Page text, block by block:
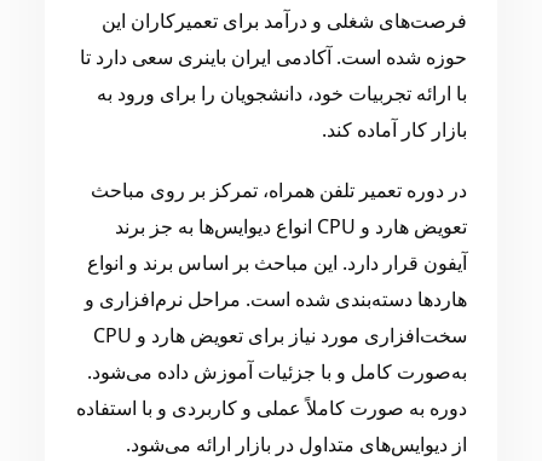
فرصت‌های شغلی و درآمد برای تعمیرکاران این
حوزه شده است. آکادمی ایران باینری سعی دارد تا
با ارائه تجربیات خود، دانشجویان را برای ورود به
بازار کار آماده کند.
در دوره تعمیر تلفن همراه، تمرکز بر روی مباحث
تعویض هارد و CPU انواع دیوایس‌ها به جز برند
آیفون قرار دارد. این مباحث بر اساس برند و انواع
هارد‌ها دسته‌بندی شده است. مراحل نرم‌افزاری و
سخت‌افزاری مورد نیاز برای تعویض هارد و CPU
به‌صورت کامل و با جزئیات آموزش داده می‌شود.
دوره به صورت کاملاً عملی و کاربردی و با استفاده
از دیوایس‌های متداول در بازار ارائه می‌شود.